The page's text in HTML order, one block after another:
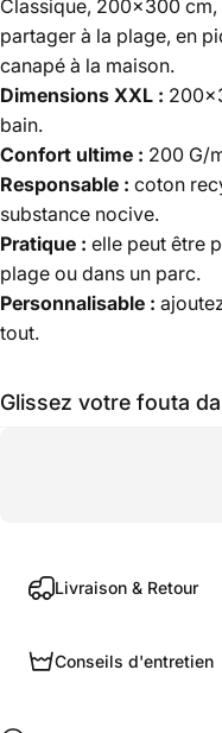
Classique, 200x300
partager à la plage, en
canapé à la maison.
Dimensions XXL : 200
bain.
Confort ultime : 200 G/
Responsable : coton
substance nocive.
Pratique : elle peut être
plage ou dans un parc.
Personnalisable :
tout.
Glissez votre fouta
Livraison & Retour
Conseils d'entretien